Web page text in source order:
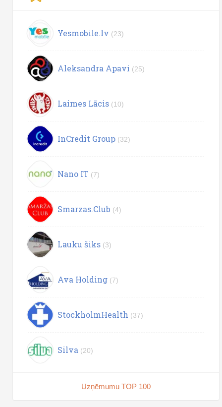
Yesmobile.lv (23)
Aleksandra Apavi (25)
Laimes Lācis (10)
InCredit Group (32)
Nano IT (7)
Smarzas.Club (4)
Lauku šiks (3)
Ava Holding (7)
StockholmHealth (37)
Silva (20)
Uzņēmumu TOP 100